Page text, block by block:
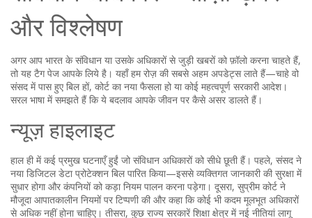
और विश्लेषण
अगर आप भारत के संविधान या उसके अधिकारों से जुड़ी खबरों को फ़ॉलो करना चाहते हैं,
तो यह टैग पेज आपके लिये है। यहाँ हम रोज़ की सबसे अहम अपडेट्स लाते हैं—चाहे वो
संसद में पास हुए बिल हों, कोर्ट का नया फैसला हो या कोई महत्वपूर्ण सरकारी आदेश।
सरल भाषा में समझते हैं कि ये बदलाव आपके जीवन पर कैसे असर डालते हैं।
न्यूज़ हाइलाइट
हाल ही में कई प्रमुख घटनाएँ हुईं जो संविधान अधिकारों को सीधे छूती हैं। पहले, संसद ने
नया डिजिटल डेटा प्रोटेक्शन बिल पारित किया—इससे व्यक्तिगत जानकारी की सुरक्षा में
सुधार होगा और कंपनियों को कड़ा नियम पालन करना पड़ेगा। दूसरा, सुप्रीम कोर्ट ने
मौजूदा आपातकालीन नियमों पर टिप्पणी की और कहा कि कोई भी कदम मूलभूत अधिकारों
से अधिक नहीं होना चाहिए। तीसरा, कुछ राज्य सरकारें शिक्षा क्षेत्र में नई नीतियां लागू